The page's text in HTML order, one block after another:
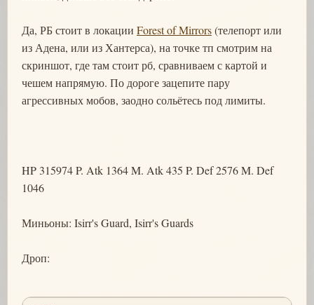
Да, РБ стоит в локации Forest of Mirrors(телепорт или
из Адена, или из Хантерса), на точке тп смотрим на
скриншот, где там стоит рб, сравниваем с картой и
чешем напрямую. По дороге зацепите пару
агрессивных мобов, заодно сольётесь под лимиты.
HP 315974 P. Atk 1364 M. Atk 435 P. Def 2576 M. Def
1046
Миньоны: Isirr's Guard, Isirr's Guards
Дроп: